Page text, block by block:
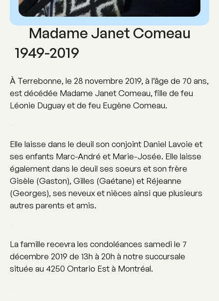
À Terrebonne, le 28 novembre 2019, à l’âge de 70 ans,
est décédée Madame Janet Comeau, fille de feu
Léonie Duguay et de feu Eugène Comeau.
Elle laisse dans le deuil son conjoint Daniel Lavoie et
ses enfants Marc-André et Marie-Josée. Elle laisse
également dans le deuil ses soeurs et son frère
Gisèle (Gaston), Gilles (Gaétane) et Réjeanne
(Georges), ses neveux et nièces ainsi que plusieurs
autres parents et amis.
La famille recevra les condoléances samedi le 7
décembre 2019 de 13h à 20h à notre succursale
située au 4250 Ontario Est à Montréal.
Madame Janet Comeau
1949-2019